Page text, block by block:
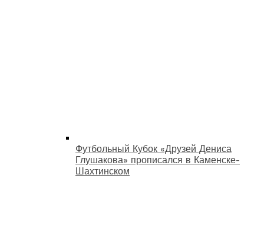
Футбольный Кубок «Друзей Дениса
Глушакова» прописался в Каменске-
Шахтинском